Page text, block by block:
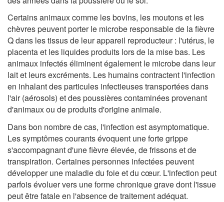
Certains animaux comme les bovins, les moutons et les
chèvres peuvent porter le microbe responsable de la fièvre
Q dans les tissus de leur appareil reproducteur : l'utérus, le
placenta et les liquides produits lors de la mise bas. Les
animaux infectés éliminent également le microbe dans leur
lait et leurs excréments. Les humains contractent l'infection
en inhalant des particules infectieuses transportées dans
l'air (aérosols) et des poussières contaminées provenant
d'animaux ou de produits d'origine animale.
Dans bon nombre de cas, l'infection est asymptomatique.
Les symptômes courants évoquent une forte grippe
s'accompagnant d'une fièvre élevée, de frissons et de
transpiration. Certaines personnes infectées peuvent
développer une maladie du foie et du cœur. L'infection peut
parfois évoluer vers une forme chronique grave dont l'issue
peut être fatale en l'absence de traitement adéquat.